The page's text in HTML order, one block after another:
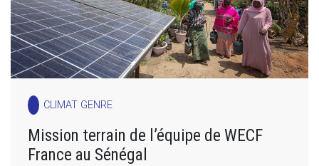
CLIMAT GENRE
Mission terrain de l’équipe de WECF
France au Sénégal